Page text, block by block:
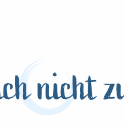
nicht